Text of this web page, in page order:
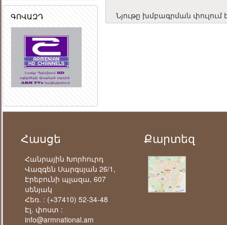
ԳՈՎԱԶԴ Նյութը խմբագրման փուլում է
Հասցե
Հանրային Խորհուրդ
Վազգեն Սարգսյան 26/1,
Էրեբունի պլազա, 607
սենյակ
Հեռ. : (+37410) 52-34-48
Էլ. փոստ :
info@armnational.am
Քարտեզ